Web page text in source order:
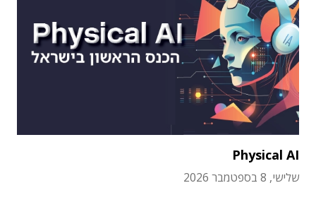
Physical AI
שלישי, 8 בספטמבר 2026